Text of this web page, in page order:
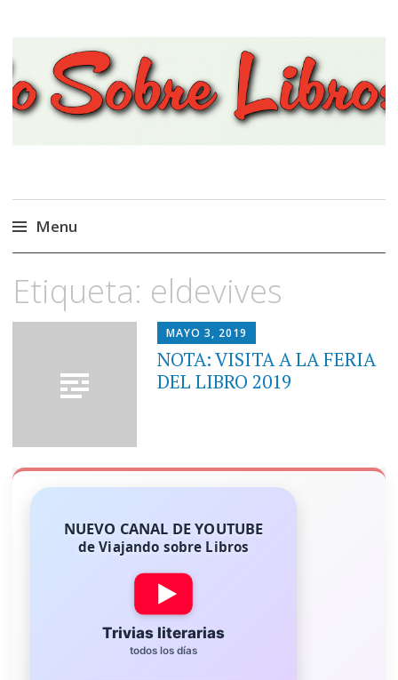
Viajando Sobre Libros
Menu
al
contenido
Etiqueta: eldevives
MAYO 3, 2019
NOTA: VISITA A LA FERIA
DEL LIBRO 2019
NUEVO CANAL DE YOUTUBE
de Viajando sobre Libros
Trivias literarias
todos los días